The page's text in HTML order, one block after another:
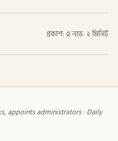
প্রকাশ: ৫ নভে· ২ মিনিট
appoints administrators · Daily